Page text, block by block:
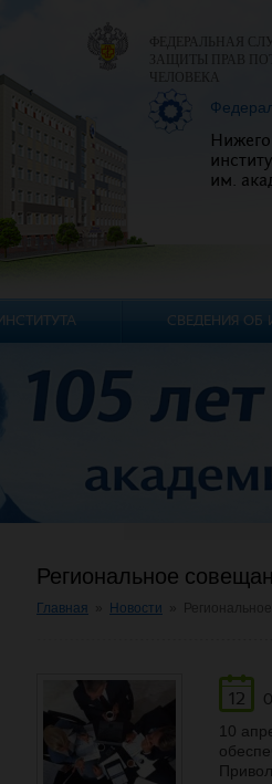
Региональное
Главная Новости
12
10
ФЕДЕРАЛЬНАЯ
ЗАЩИТЫ ПРАВ
ЧЕЛОВЕКА
им.
СВЕДЕНИЯ ОБ